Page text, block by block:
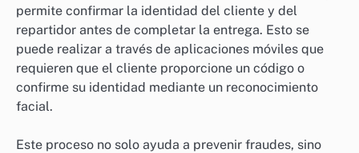
permite confirmar la identidad del cliente y del
repartidor antes de completar la entrega. Esto se
puede realizar a través de aplicaciones móviles que
requieren que el cliente proporcione un código o
confirme su identidad mediante un reconocimiento
facial.
Este proceso no solo ayuda a prevenir fraudes, sino